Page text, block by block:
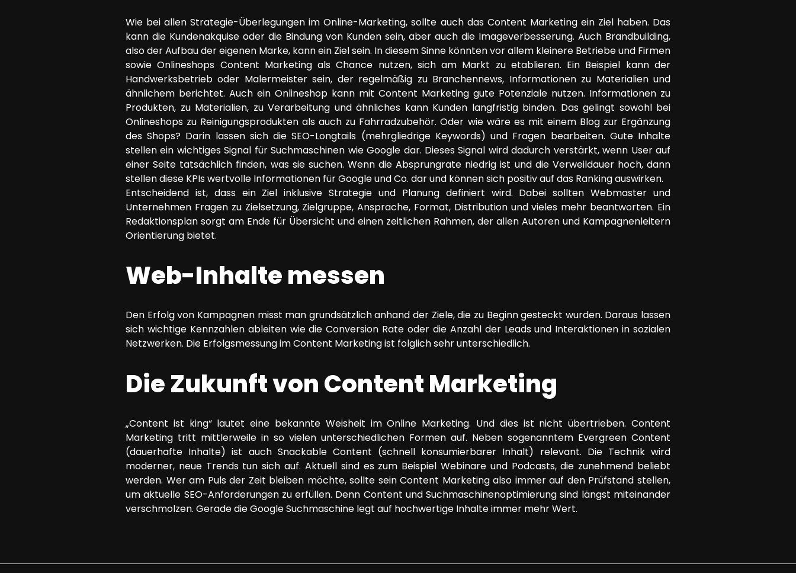
Wie bei allen Strategie-Überlegungen im Online-Marketing, sollte auch das Content Marketing ein Ziel haben. Das
kann die Kundenakquise oder die Bindung von Kunden sein, aber auch die Imageverbesserung. Auch Brandbuilding,
also der Aufbau der eigenen Marke, kann ein Ziel sein. In diesem Sinne könnten vor allem kleinere Betriebe und Firmen
sowie Onlineshops Content Marketing als Chance nutzen, sich am Markt zu etablieren. Ein Beispiel kann der
Handwerksbetrieb oder Malermeister sein, der regelmäßig zu Branchennews, Informationen zu Materialien und
ähnlichem berichtet. Auch ein Onlineshop kann mit Content Marketing gute Potenziale nutzen. Informationen zu
Produkten, zu Materialien, zu Verarbeitung und ähnliches kann Kunden langfristig binden. Das gelingt sowohl bei
Onlineshops zu Reinigungsprodukten als auch zu Fahrradzubehör. Oder wie wäre es mit einem Blog zur Ergänzung
des Shops? Darin lassen sich die SEO-Longtails (mehrgliedrige Keywords) und Fragen bearbeiten. Gute Inhalte
stellen ein wichtiges Signal für Suchmaschinen wie Google dar. Dieses Signal wird dadurch verstärkt, wenn User auf
einer Seite tatsächlich finden, was sie suchen. Wenn die Absprungrate niedrig ist und die Verweildauer hoch, dann
stellen diese KPIs wertvolle Informationen für Google und Co. dar und können sich positiv auf das Ranking auswirken.
Entscheidend ist, dass ein Ziel inklusive Strategie und Planung definiert wird. Dabei sollten Webmaster und
Unternehmen Fragen zu Zielsetzung, Zielgruppe, Ansprache, Format, Distribution und vieles mehr beantworten. Ein
Redaktionsplan sorgt am Ende für Übersicht und einen zeitlichen Rahmen, der allen Autoren und Kampagnenleitern
Orientierung bietet.
Web-Inhalte messen
Den Erfolg von Kampagnen misst man grundsätzlich anhand der Ziele, die zu Beginn gesteckt wurden. Daraus lassen
sich wichtige Kennzahlen ableiten wie die Conversion Rate oder die Anzahl der Leads und Interaktionen in sozialen
Netzwerken. Die Erfolgsmessung im Content Marketing ist folglich sehr unterschiedlich.
Die Zukunft von Content Marketing
„Content ist king“ lautet eine bekannte Weisheit im Online Marketing. Und dies ist nicht übertrieben. Content
Marketing tritt mittlerweile in so vielen unterschiedlichen Formen auf. Neben sogenanntem Evergreen Content
(dauerhafte Inhalte) ist auch Snackable Content (schnell konsumierbarer Inhalt) relevant. Die Technik wird
moderner, neue Trends tun sich auf. Aktuell sind es zum Beispiel Webinare und Podcasts, die zunehmend beliebt
werden. Wer am Puls der Zeit bleiben möchte, sollte sein Content Marketing also immer auf den Prüfstand stellen,
um aktuelle SEO-Anforderungen zu erfüllen. Denn Content und Suchmaschinenoptimierung sind längst miteinander
verschmolzen. Gerade die Google Suchmaschine legt auf hochwertige Inhalte immer mehr Wert.